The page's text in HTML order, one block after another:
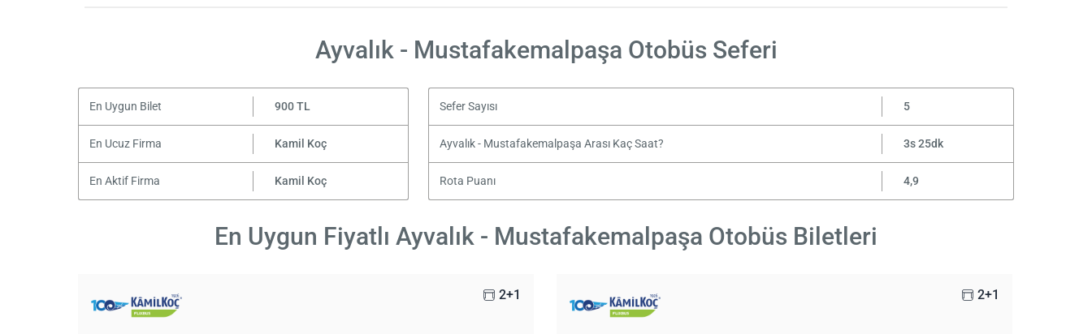
Ayvalık - Mustafakemalpaşa Otobüs Seferi
En Uygun Bilet 900 TL Sefer Sayısı 5
En Ucuz Firma Kamil Koç Ayvalık - Mustafakemalpaşa Arası Kaç Saat? 3s 25dk
En Aktif Firma Kamil Koç Rota Puanı 4,9
En Uygun Fiyatlı Ayvalık - Mustafakemalpaşa Otobüs Biletleri
2+1 2+1